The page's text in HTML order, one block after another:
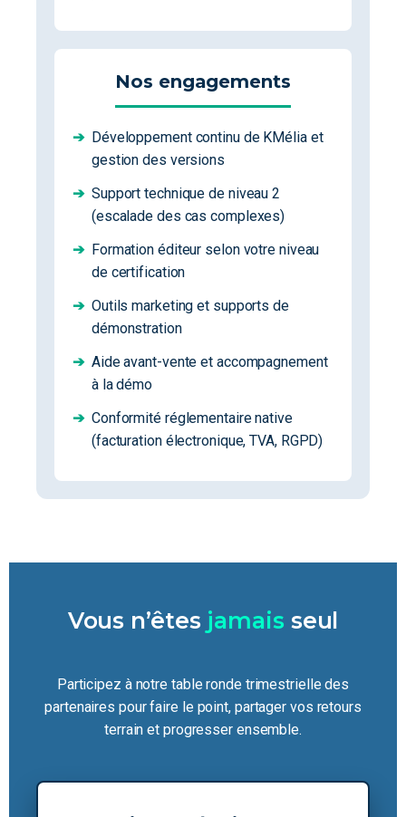
Nos engagements
➔ Développement continu de KMélia et
gestion des versions
➔ Support technique de niveau 2
(escalade des cas complexes)
➔ Formation éditeur selon votre niveau
de certification
➔ Outils marketing et supports de
démonstration
➔ Aide avant-vente et accompagnement
à la démo
➔ Conformité réglementaire native
(facturation électronique, TVA, RGPD)
Vous n’êtes jamais seul
Participez à notre table ronde trimestrielle des
partenaires pour faire le point, partager vos retours
terrain et progresser ensemble.